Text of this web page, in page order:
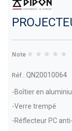
Note
Réf.: QN20010064
-Boîtier en
-Verre trempé
-Réflecteur PC